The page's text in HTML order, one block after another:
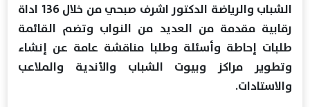
الشباب والرياضة الدكتور اشرف صبحي من خلال 136 اداة
رقابية مقدمة من العديد من النواب وتضم القائمة
طلبات إحاطة وأسئلة وطلبا مناقشة عامة عن إنشاء
وتطوير مراكز وبيوت الشباب والأندية والملاعب
والاستادات.